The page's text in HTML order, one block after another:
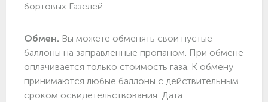
бортовых Газелей.
Обмен. Вы можете обменять свои пустые
баллоны на заправленные пропаном. При обмене
оплачивается только стоимость газа. К обмену
принимаются любые баллоны с действительным
сроком освидетельствования. Дата